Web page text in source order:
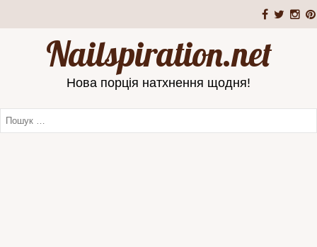
Nailspiration.net
Нова порція натхнення щодня!